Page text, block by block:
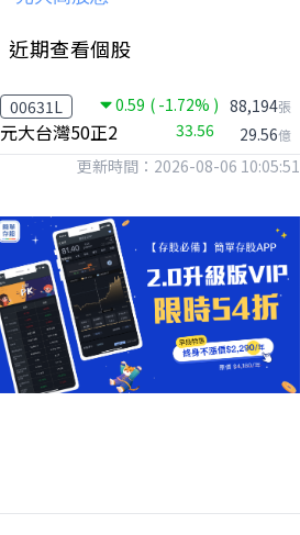
近期查看個股
00631L 0.59 ( -1.72% )
元大台灣50正2 33.56
88,194張
29.56億
更新時間：2026-08-06 10:05:51